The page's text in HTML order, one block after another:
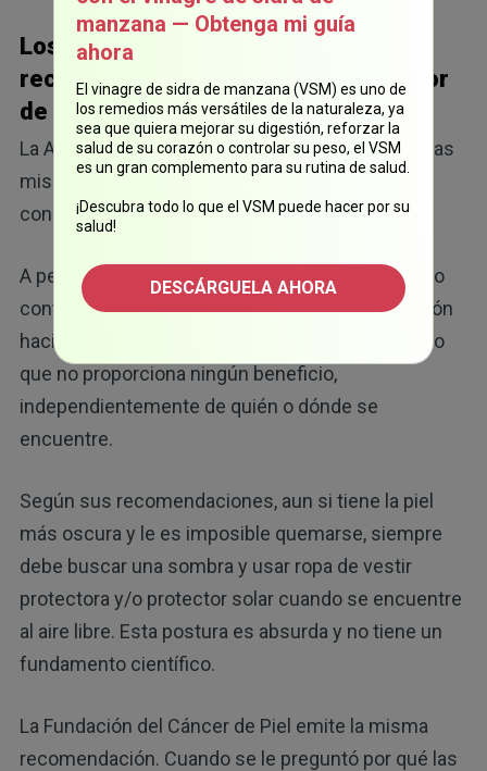
Los dermatólogos no hacen
recomendaciones en función del color
de la piel
La Academia Americana de Dermatología emite las
mismas recomendaciones para todos, sin
considerar el tipo de piel.
A pesar de existir una abrumadora evidencia de lo
contrario, los dermatólogos perciben la exposición
hacia los rayos del sol como un riesgo total y algo
que no proporciona ningún beneficio,
independientemente de quién o dónde se
encuentre.
Según sus recomendaciones, aun si tiene la piel
más oscura y le es imposible quemarse, siempre
debe buscar una sombra y usar ropa de vestir
protectora y/o protector solar cuando se encuentre
al aire libre. Esta postura es absurda y no tiene un
fundamento científico.
La Fundación del Cáncer de Piel emite la misma
recomendación. Cuando se le preguntó por qué las
manzana — Obtenga mi guía
ahora
El vinagre de sidra de manzana (VSM) es uno de
los remedios más versátiles de la naturaleza, ya
sea que quiera mejorar su digestión, reforzar la
salud de su corazón o controlar su peso, el VSM
es un gran complemento para su rutina de salud.
¡Descubra todo lo que el VSM puede hacer por su
salud!
DESCÁRGUELA AHORA